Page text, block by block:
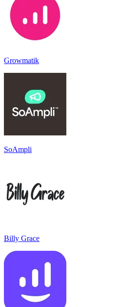
Growmatik
SoAmpli
Billy Grace